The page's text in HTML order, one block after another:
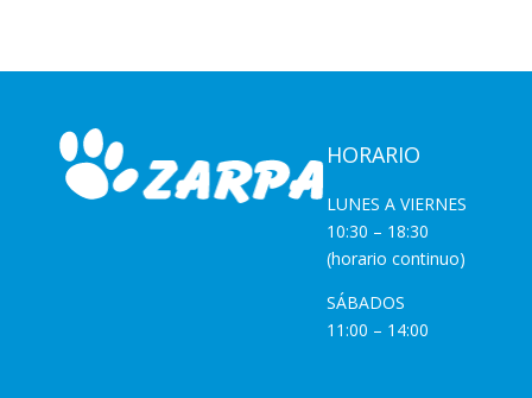
HORARIO
LUNES A VIERNES
10:30 – 18:30
(horario continuo)
SÁBADOS
11:00 – 14:00